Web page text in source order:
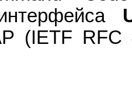
(IETF RFC